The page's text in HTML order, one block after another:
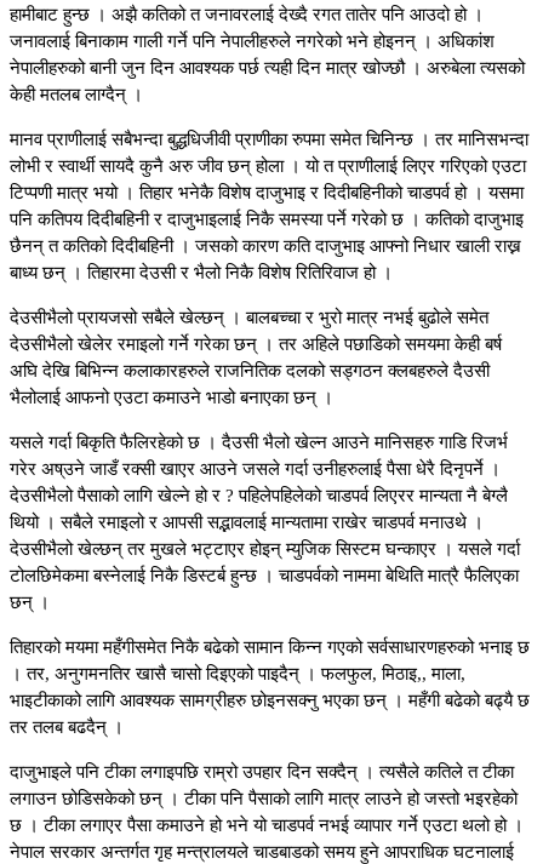
हामीबाट हुन्छ । अझै कतिको त जनावरलाई देख्दै रगत तातेर पनि आउदो हो ।
जनावलाई बिनाकाम गाली गर्ने पनि नेपालीहरुले नगरेको भने होइनन् । अधिकांश
नेपालीहरुको बानी जुन दिन आवश्यक पर्छ त्यही दिन मात्र खोज्छौ । अरुबेला त्यसको
केही मतलब लाग्दैन् ।
मानव प्राणीलाई सबैभन्दा बुद्धधिजीवी प्राणीका रुपमा समेत चिनिन्छ । तर मानिसभन्दा
लोभी र स्वार्थी सायदै कुनै अरु जीव छन् होला । यो त प्राणीलाई लिएर गरिएको एउटा
टिप्पणी मात्र भयो । तिहार भनेकै विशेष दाजुभाइ र दिदीबहिनीको चाडपर्व हो । यसमा
पनि कतिपय दिदीबहिनी र दाजुभाइलाई निकै समस्या पर्ने गरेको छ । कतिको दाजुभाइ
छैनन् त कतिको दिदीबहिनी । जसको कारण कति दाजुभाइ आफ्नो निधार खाली राख्न
बाध्य छन् । तिहारमा देउसी र भैलो निकै विशेष रितिरिवाज हो ।
देउसीभैलो प्रायजसो सबैले खेल्छन् । बालबच्चा र भुरो मात्र नभई बुढोले समेत
देउसीभैलो खेलेर रमाइलो गर्ने गरेका छन् । तर अहिले पछाडिको समयमा केही बर्ष
अघि देखि बिभिन्न कलाकारहरुले राजनितिक दलको सड्गठन क्लबहरुले दैउसी
भैलोलाई आफनो एउटा कमाउने भाडो बनाएका छन् ।
यसले गर्दा बिकृति फैलिरहेको छ । दैउसी भैलो खेल्न आउने मानिसहरु गाडि रिजर्भ
गरेर अष्उने जाडँ रक्सी खाएर आउने जसले गर्दा उनीहरुलाई पैसा धेरै दिनृपर्ने ।
देउसीभैलो पैसाको लागि खेल्ने हो र ? पहिलेपहिलेको चाडपर्व लिएरर मान्यता नै बेग्लै
थियो । सबैले रमाइलो र आपसी सद्भावलाई मान्यतामा राखेर चाडपर्व मनाउथे ।
देउसीभैलो खेल्छन् तर मुखले भट्टाएर होइन् म्युजिक सिस्टम घन्काएर । यसले गर्दा
टोलछिमेकमा बस्नेलाई निकै डिस्टर्ब हुन्छ । चाडपर्वको नाममा बेथिति मात्रै फैलिएका
छन् ।
तिहारको मयमा महँगीसमेत निकै बढेको सामान किन्न गएको सर्वसाधारणहरुको भनाइ छ
। तर, अनुगमनतिर खासै चासो दिइएको पाइदैन् । फलफुल, मिठाइ,, माला,
भाइटीकाको लागि आवश्यक सामग्रीहरु छोइनसक्नु भएका छन् । महँगी बढेको बढ्यै छ
तर तलब बढदैन् ।
दाजुभाइले पनि टीका लगाइपछि राम्रो उपहार दिन सक्दैन् । त्यसैले कतिले त टीका
लगाउन छोडिसकेको छन् । टीका पनि पैसाको लागि मात्र लाउने हो जस्तो भइरहेको
छ । टीका लगाएर पैसा कमाउने हो भने यो चाडपर्व नभई व्यापार गर्ने एउटा थलो हो ।
नेपाल सरकार अन्तर्गत गृह मन्त्रालयले चाडबाडको समय हुने आपराधिक घटनालाई